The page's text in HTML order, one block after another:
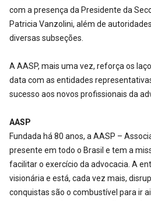
com a presença da Presidente da
Patricia Vanzolini, além de
diversas subseções.
A AASP, mais uma vez, reforça os
data com as entidades
sucesso aos novos profissionais da
AASP
Fundada há 80 anos, a AASP –
presente em todo o Brasil e tem a
facilitar o exercício da advocacia. A
visionária e está, cada vez mais,
conquistas são o combustível para ir